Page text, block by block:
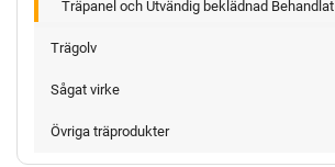
Träpanel och Utvändig beklädnad Behandlat
Trägolv
Sågat virke
Övriga träprodukter